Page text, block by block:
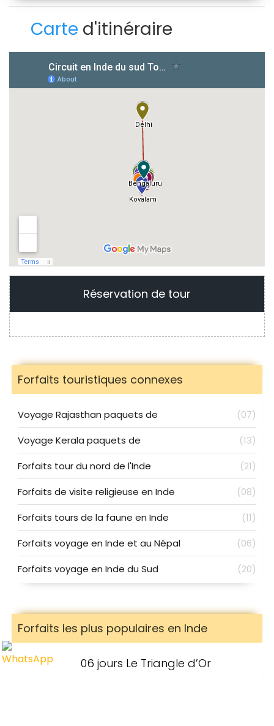
Carte d'itinéraire
Réservation de tour
Forfaits touristiques connexes
Voyage Rajasthan paquets de
(07)
Voyage Kerala paquets de
(13)
Forfaits tour du nord de l'Inde
(21)
Forfaits de visite religieuse en Inde
(08)
Forfaits tours de la faune en Inde
(11)
Forfaits voyage en Inde et au Népal
(06)
Forfaits voyage en Inde du Sud
(20)
Forfaits les plus populaires en Inde
06 jours Le Triangle d’Or